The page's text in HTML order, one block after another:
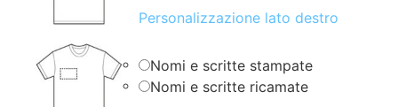
Personalizzazione lato destro
Nomi e scritte stampate
Nomi e scritte ricamate